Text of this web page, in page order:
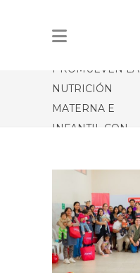
PRONACA |
PROMUEVEN LA
NUTRICIÓN
MATERNA E
INFANTIL CON
FORMACIÓN